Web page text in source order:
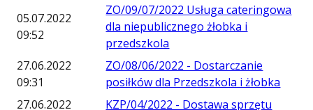
05.07.2022
09:52
ZO/09/07/2022 Usługa cateringowa
dla niepublicznego żłobka i
przedszkola
27.06.2022
09:31
ZO/08/06/2022 - Dostarczanie
posiłków dla Przedszkola i żłobka
27.06.2022
KZP/04/2022 - Dostawa sprzętu